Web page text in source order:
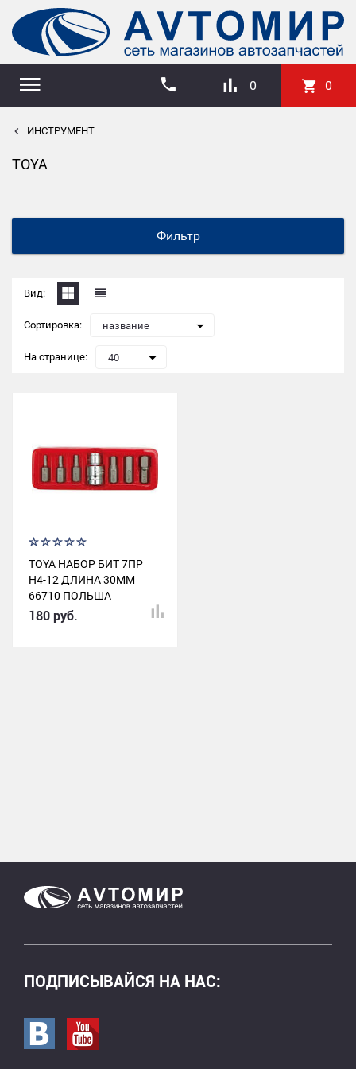
0 0
ИНСТРУМЕНТ
TOYA
Фильтр
Вид:
Сортировка: название
На странице: 40
TOYA НАБОР БИТ 7ПР
H4-12 ДЛИНА 30ММ
66710 ПОЛЬША
180 руб.
ПОДПИСЫВАЙСЯ НА НАС:
Перейти в вк